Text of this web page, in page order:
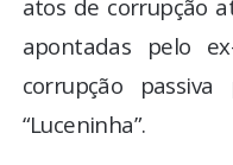
atos de corrupção
apontadas pelo
corrupção
“Luceninha”.